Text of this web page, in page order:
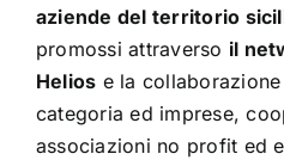
aziende del territorio
promossi attraverso il
Helios e la
categoria ed imprese,
associazioni no profit ed